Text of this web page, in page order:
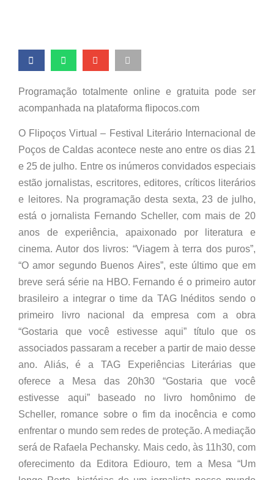
Programação totalmente online e gratuita pode ser
acompanhada na plataforma flipocos.com
O Flipoços Virtual – Festival Literário Internacional de
Poços de Caldas acontece neste ano entre os dias 21
e 25 de julho. Entre os inúmeros convidados especiais
estão jornalistas, escritores, editores, críticos literários
e leitores. Na programação desta sexta, 23 de julho,
está o jornalista Fernando Scheller, com mais de 20
anos de experiência, apaixonado por literatura e
cinema. Autor dos livros: “Viagem à terra dos puros”,
“O amor segundo Buenos Aires”, este último que em
breve será série na HBO. Fernando é o primeiro autor
brasileiro a integrar o time da TAG Inéditos sendo o
primeiro livro nacional da empresa com a obra
“Gostaria que você estivesse aqui” título que os
associados passaram a receber a partir de maio desse
ano. Aliás, é a TAG Experiências Literárias que
oferece a Mesa das 20h30 “Gostaria que você
estivesse aqui” baseado no livro homônimo de
Scheller, romance sobre o fim da inocência e como
enfrentar o mundo sem redes de proteção. A mediação
será de Rafaela Pechansky. Mais cedo, às 11h30, com
oferecimento da Editora Ediouro, tem a Mesa “Um